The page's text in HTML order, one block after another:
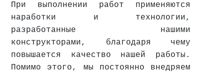
При выполнении работ применяются
наработки и технологии,
разработанные нашими
конструкторами, благодаря чему
повышается качество нашей работы.
Помимо этого, мы постоянно внедряем